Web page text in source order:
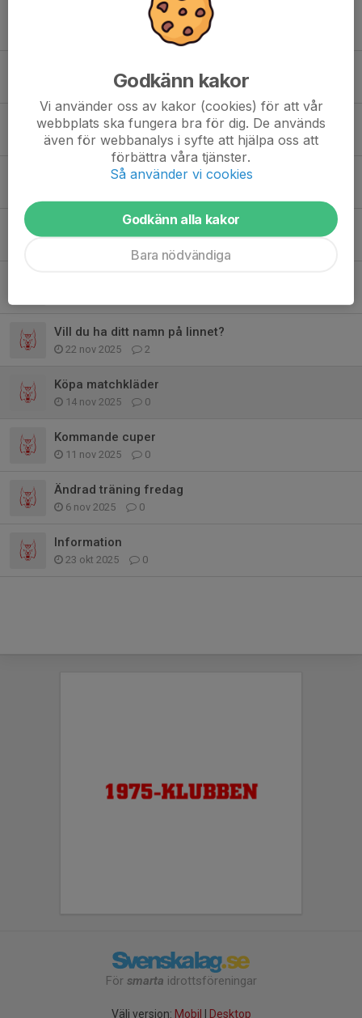
0
28 mar, 18:38 0
Föräldramöte 5/3
3 mar, 09:57 0
Ingen ordinarie träning under lovet
Information om vår försäkring
Vill du ha ditt namn på linnet?
22 nov 2025 2
Köpa matchkläder
14 nov 2025 0
Kommande cuper
11 nov 2025 0
Ändrad träning fredag
6 nov 2025 0
Information
23 okt 2025 0
För smarta idrottsföreningar
Välj version: Mobil | Desktop
Godkänn kakor
Vi använder oss av kakor (cookies) för att vår
webbplats ska fungera bra för dig. De används
även för webbanalys i syfte att hjälpa oss att
förbättra våra tjänster.
Så använder vi cookies
Godkänn alla kakor
Bara nödvändiga